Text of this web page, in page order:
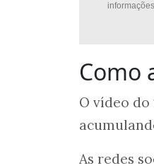
Como
O vídeo do
As redes